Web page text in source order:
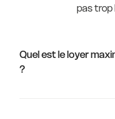
pas trop
Quel est le loyer
?